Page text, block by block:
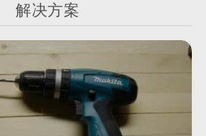
解决方案